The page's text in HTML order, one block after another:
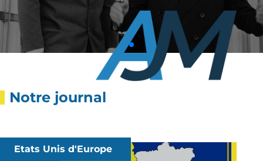
Notre journal
Etats Unis d'Europe